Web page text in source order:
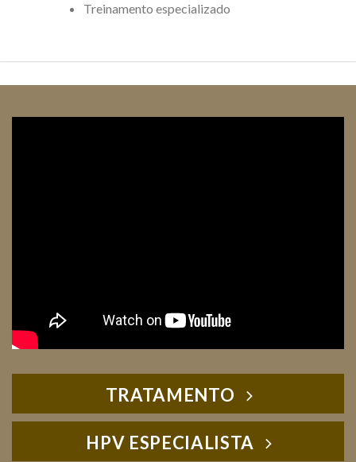
Treinamento especializado
TRATAMENTO
HPV ESPECIALISTA